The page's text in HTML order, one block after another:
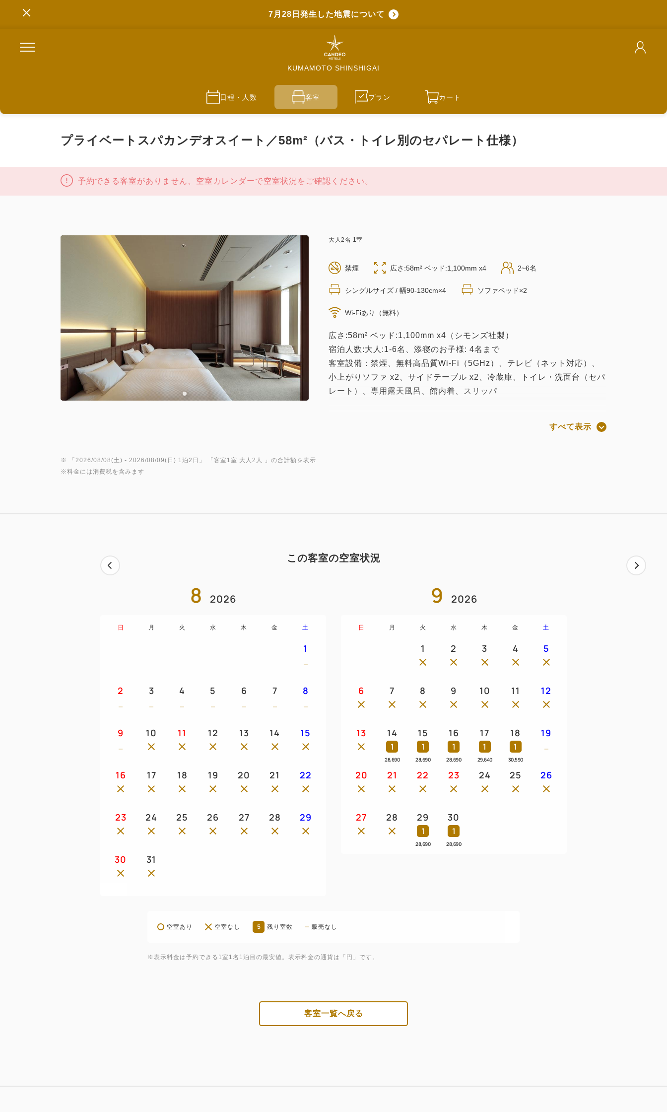
7月28日発生した地震について
KUMAMOTO SHINSHIGAI
日程・人数 客室 プラン カート
プライベートスパカンデオスイート／58m²（バス・トイレ別のセパレート仕様）
予約できる客室がありません、空室カレンダーで空室状況をご確認ください。
大人2名 1室
禁煙 広さ:58m² ベッド:1,100mm x4 2~6名
シングルサイズ / 幅90-130cm×4 ソファベッド×2
Wi-Fiあり（無料）
広さ:58m² ベッド:1,100mm x4（シモンズ社製）
宿泊人数:大人:1-6名、添寝のお子様: 4名まで
客室設備：禁煙、無料高品質Wi-Fi（5GHz）、テレビ（ネット対応）、
小上がりソファ x2、サイドテーブル x2、冷蔵庫、トイレ・洗面台（セパ
レート）、専用露天風呂、館内着、スリッパ
すべて表示
※ 「 2026/08/08(土) - 2026/08/09(日) 1泊2日 」 「 客室1室 大人2人
」の合計額を表示
※料金には消費税を含みます
この客室の空室状況
8 2026
日 月 火 水 木 金 土
1
2 3 4 5 6 7 8
9 10 11 12 13 14 15
16 17 18 19 20 21 22
23 24 25 26 27 28 29
30 31
9 2026
日 月 火 水 木 金 土
1 2 3 4 5
6 7 8 9 10 11 12
13 14
1
28,690
15
1
28,690
16
1
28,690
17
1
29,640
18
1
30,590
19
20 21 22 23 24 25 26
27 28 29
1
28,690
30
1
28,690
空室あり 空室なし 5 残り室数 販売なし
※表示料金は予約できる1室1名1泊目の最安値。表示料金の通貨は「円」です。
客室一覧へ戻る